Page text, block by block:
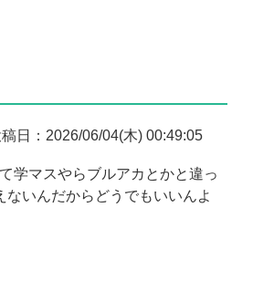
日：2026/06/04(木) 00:49:05
学マスやらブルアカとかと違っ
ないんだからどうでもいいんよ